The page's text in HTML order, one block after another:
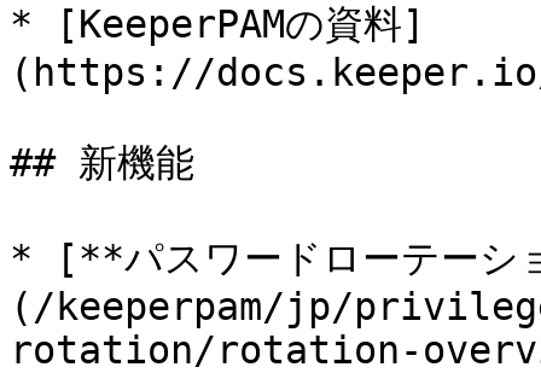
* [KeeperPAMの資料]
(https://
## 新機能
* [**パスワードローテーシ
(/keeperpam/jp/
rotation/rotation-